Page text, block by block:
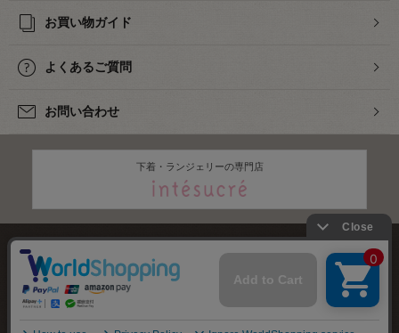
お買い物ガイド
よくあるご質問
お問い合わせ
下着・ランジェリーの専門店
株式会社オカダヤ 会社概要 採用情報
特定商取引法に基づく表記 サイトマップ